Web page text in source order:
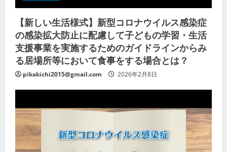
【新しい生活様式】新型コロナウイルス感染症
の感染拡大防止に配慮して子どもの学習・生活
支援事業を実施するためのガイドラインからみ
る居場所等において食事をする場合とは？
pikakichi2015@gmail.com 2026年2月8日